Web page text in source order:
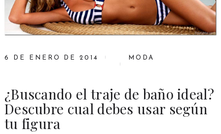
6 DE ENERO DE 2014 MODA
¿Buscando el traje de baño ideal?
Descubre cual debes usar según
tu figura